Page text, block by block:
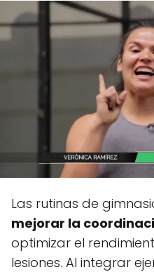
Las rutinas de
mejorar la
optimizar el
lesiones. Al integrar